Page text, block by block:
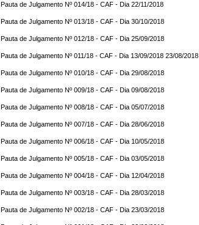
Pauta de Julgamento Nº 014/18 - CAF - Dia 22/11/2018
Pauta de Julgamento Nº 013/18 - CAF - Dia 30/10/2018
Pauta de Julgamento Nº 012/18 - CAF - Dia 25/09/2018
Pauta de Julgamento Nº 011/18 - CAF - Dia 13/09/2018 23/08/2018
Pauta de Julgamento Nº 010/18 - CAF - Dia 29/08/2018
Pauta de Julgamento Nº 009/18 - CAF - Dia 09/08/2018
Pauta de Julgamento Nº 008/18 - CAF - Dia 05/07/2018
Pauta de Julgamento Nº 007/18 - CAF - Dia 28/06/2018
Pauta de Julgamento Nº 006/18 - CAF - Dia 10/05/2018
Pauta de Julgamento Nº 005/18 - CAF - Dia 03/05/2018
Pauta de Julgamento Nº 004/18 - CAF - Dia 12/04/2018
Pauta de Julgamento Nº 003/18 - CAF - Dia 28/03/2018
Pauta de Julgamento Nº 002/18 - CAF - Dia 23/03/2018